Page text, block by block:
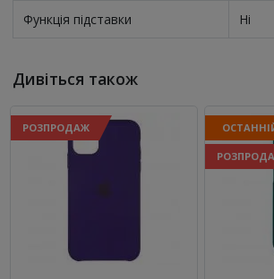
Функція підставки Ні
Дивіться також
РОЗПРОДАЖ